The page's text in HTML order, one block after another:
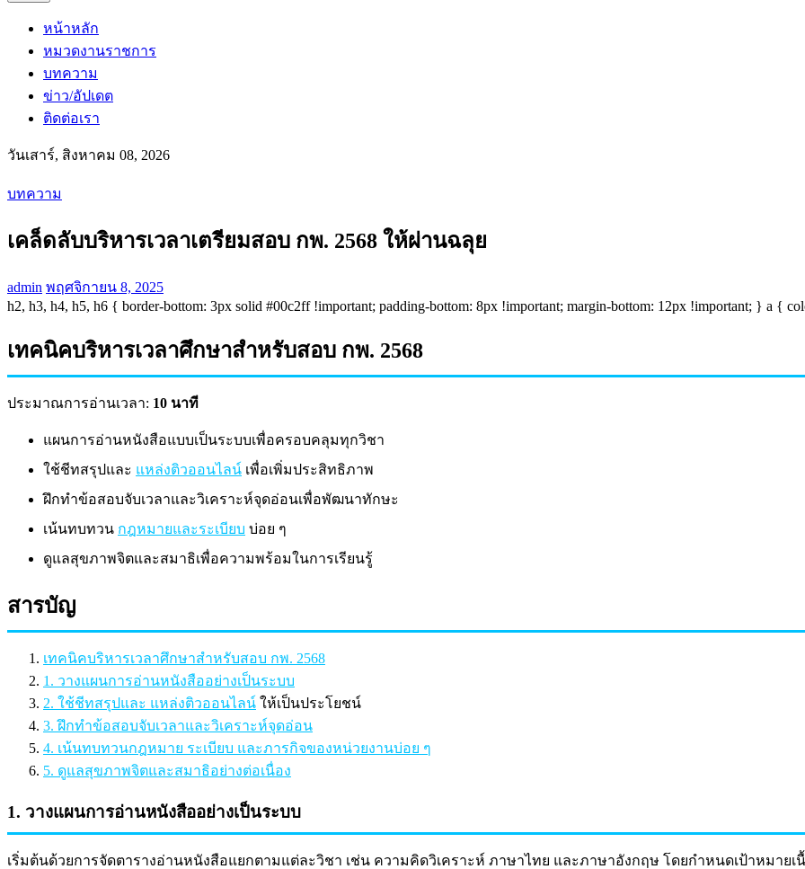
หน้าหลัก
หมวดงานราชการ
บทความ
ข่าว/อัปเดต
ติดต่อเรา
วันเสาร์, สิงหาคม 08, 2026
บทความ
เคล็ดลับบริหารเวลาเตรียมสอบ กพ. 2568 ให้ผ่านฉลุย
admin พฤศจิกายน 8, 2025
h2, h3, h4, h5, h6 { border-bottom: 3px solid #00c2ff !important; padding-bottom: 8px !important; margin-bottom: 12px !important; } a {
เทคนิคบริหารเวลาศึกษาสำหรับสอบ กพ. 2568
ประมาณการอ่านเวลา: 10 นาที
แผนการอ่านหนังสือแบบเป็นระบบเพื่อครอบคลุมทุกวิชา
ใช้ชีทสรุปและ แหล่งติวออนไลน์ เพื่อเพิ่มประสิทธิภาพ
ฝึกทำข้อสอบจับเวลาและวิเคราะห์จุดอ่อนเพื่อพัฒนาทักษะ
เน้นทบทวน กฎหมายและระเบียบ บ่อย ๆ
ดูแลสุขภาพจิตและสมาธิเพื่อความพร้อมในการเรียนรู้
สารบัญ
เทคนิคบริหารเวลาศึกษาสำหรับสอบ กพ. 2568
1. วางแผนการอ่านหนังสืออย่างเป็นระบบ
2. ใช้ชีทสรุปและ แหล่งติวออนไลน์ ให้เป็นประโยชน์
3. ฝึกทำข้อสอบจับเวลาและวิเคราะห์จุดอ่อน
4. เน้นทบทวนกฎหมาย ระเบียบ และภารกิจของหน่วยงานบ่อย ๆ
5. ดูแลสุขภาพจิตและสมาธิอย่างต่อเนื่อง
1. วางแผนการอ่านหนังสืออย่างเป็นระบบ
เริ่มต้นด้วยการจัดตารางอ่านหนังสือแยกตามแต่ละวิชา เช่น ความคิดวิเคราะห์ ภาษาไทย และภาษาอังกฤษ โดยกำหนดเป้าหมา